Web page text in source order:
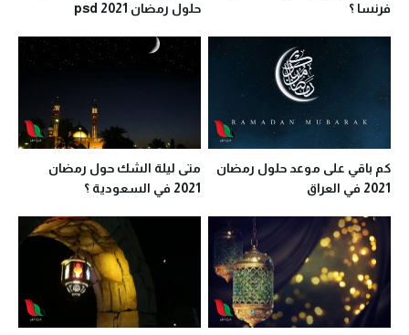
فرنسا ؟
حلول رمضان 2021 psd
كم باقي على موعد حلول رمضان
2021 في العراق
متى ليلة الشك حول رمضان
2021 في السعودية ؟